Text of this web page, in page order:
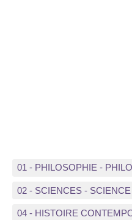
01 - PHILOSOPHIE -
02 - SCIENCES - SCIENCE
04 - HISTOIRE